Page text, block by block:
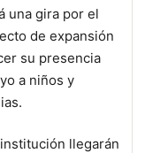
una gira por el
de expansión
su presencia
a niños y
llegarán